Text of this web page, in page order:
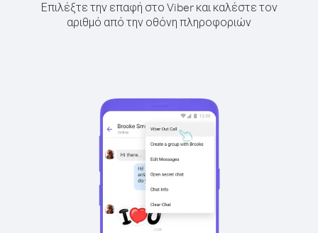
Επιλέξτε την επαφή στο Viber και καλέστε τον
αριθμό από την οθόνη πληροφοριών